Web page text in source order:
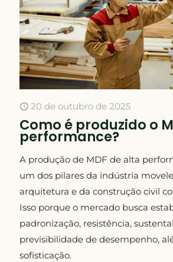
20 de outubro de 2025
Como é produzido o
performance?
A produção de MDF de alta
um dos pilares da indústria
arquitetura e da construção civil
Isso porque o mercado busca
padronização, resistência,
previsibilidade de desempenho,
sofisticação.